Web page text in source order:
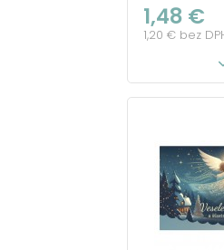
1,48 €
1,20 € bez